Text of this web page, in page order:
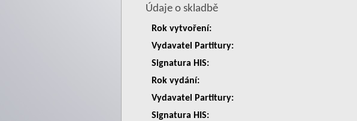
Údaje o skladbě
Rok vytvoření:
Vydavatel Partitury:
Signatura HIS:
Rok vydání:
Vydavatel Partitury:
Signatura HIS: